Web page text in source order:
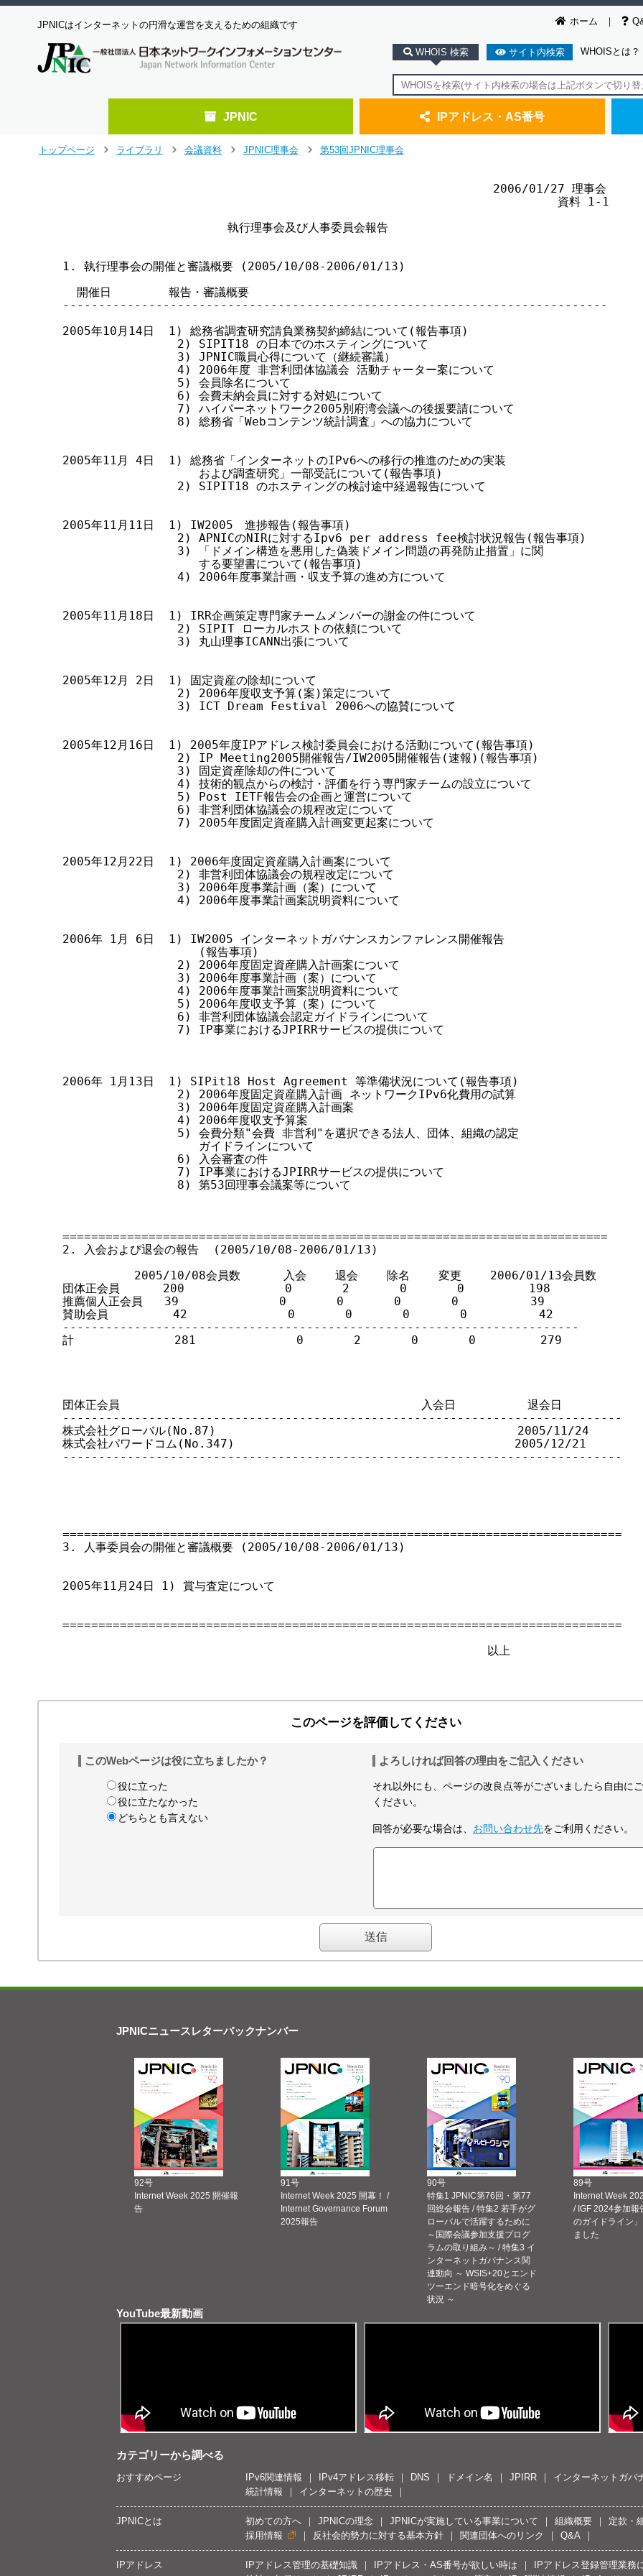
ホーム
JPNICはインターネットの円滑な運営を支えるための組織です
WHOIS 検索 サイト内検索 WHOISとは？
JPNIC IPアドレス・AS番号
トップページ
ライブラリ
会議資料
JPNIC理事会
第53回JPNIC理事会
                                                            2006/01/27 理事会
                                                                     資料 1-1
                       執行理事会及び人事委員会報告
1. 執行理事会の開催と審議概要 (2005/10/08-2006/01/13)
  開催日        報告・審議概要
----------------------------------------------------------------------------
2005年10月14日  1) 総務省調査研究請負業務契約締結について(報告事項)
                2) SIPIT18 の日本でのホスティングについて
                3) JPNIC職員心得について（継続審議）
                4) 2006年度 非営利団体協議会 活動チャーター案について
                5) 会員除名について
                6) 会費未納会員に対する対処について
                7) ハイパーネットワーク2005別府湾会議への後援要請について
                8) 総務省「Webコンテンツ統計調査」への協力について
2005年11月 4日  1) 総務省「インターネットのIPv6への移行の推進のための実装
                   および調査研究」一部受託について(報告事項)
                2) SIPIT18 のホスティングの検討途中経過報告について
2005年11月11日  1) IW2005　進捗報告(報告事項)
                2) APNICのNIRに対するIpv6 per address fee検討状況報告(報告事項)
                3) 「ドメイン構造を悪用した偽装ドメイン問題の再発防止措置」に関
                   する要望書について(報告事項)
                4) 2006年度事業計画・収支予算の進め方について
2005年11月18日  1) IRR企画策定専門家チームメンバーの謝金の件について
                2) SIPIT ローカルホストの依頼について
                3) 丸山理事ICANN出張について
2005年12月 2日  1) 固定資産の除却について
                2) 2006年度収支予算(案)策定について
                3) ICT Dream Festival 2006への協賛について
2005年12月16日  1) 2005年度IPアドレス検討委員会における活動について(報告事項)
                2) IP Meeting2005開催報告/IW2005開催報告(速報)(報告事項)
                3) 固定資産除却の件について
                4) 技術的観点からの検討・評価を行う専門家チームの設立について
                5) Post IETF報告会の企画と運営について
                6) 非営利団体協議会の規程改定について
                7) 2005年度固定資産購入計画変更起案について
2005年12月22日  1) 2006年度固定資産購入計画案について
                2) 非営利団体協議会の規程改定について
                3) 2006年度事業計画（案）について
                4) 2006年度事業計画案説明資料について
2006年 1月 6日  1) IW2005 インターネットガバナンスカンファレンス開催報告
                   (報告事項)
                2) 2006年度固定資産購入計画案について
                3) 2006年度事業計画（案）について
                4) 2006年度事業計画案説明資料について
                5) 2006年度収支予算（案）について
                6) 非営利団体協議会認定ガイドラインについて
                7) IP事業におけるJPIRRサービスの提供について
2006年 1月13日  1) SIPit18 Host Agreement 等準備状況について(報告事項)
                2) 2006年度固定資産購入計画 ネットワークIPv6化費用の試算
                3) 2006年度固定資産購入計画案
                4) 2006年度収支予算案
                5) 会費分類"会費 非営利"を選択できる法人、団体、組織の認定
                   ガイドラインについて
                6) 入会審査の件
                7) IP事業におけるJPIRRサービスの提供について
                8) 第53回理事会議案等について
============================================================================
2. 入会および退会の報告  (2005/10/08-2006/01/13)
          2005/10/08会員数      入会    退会    除名    変更    2006/01/13会員数
団体正会員      200              0       2       0       0         198
推薦個人正会員   39              0       0       0       0          39
賛助会員         42              0       0       0       0          42
------------------------------------------------------------------------
計              281              0       2       0       0         279
団体正会員                                          入会日          退会日
------------------------------------------------------------------------------
株式会社グローバル(No.87)                                          2005/11/24
株式会社パワードコム(No.347)                                       2005/12/21
------------------------------------------------------------------------------
==============================================================================
3. 人事委員会の開催と審議概要 (2005/10/08-2006/01/13)
2005年11月24日 1) 賞与査定について
==============================================================================
以上
このページを評価してください
このWebページは役に立ちましたか？
役に立った
役に立たなかった
どちらとも言えない
よろしければ回答の理由をご記入ください
それ以外にも、ページの改良点等がございましたら自由に
ください。
回答が必要な場合は、 お問い合わせ先をご利用ください。
JPNICニュースレターバックナンバー
92号
Internet Week 2025 開催報
告
91号
Internet Week 2025 開幕！ /
Internet Governance Forum
2025報告
90号
特集1 JPNIC第76回・第77
回総会報告 / 特集2 若手がグ
ローバルで活躍するために
～国際会議参加支援プログ
ラムの取り組み～ / 特集3 イ
ンターネットガバナンス関
連動向 ～ WSIS+20とエンド
ツーエンド暗号化をめぐる
状況 ～
89号
Internet Week
/ IGF 2024参加報
のガイドライン
ました
YouTube最新動画
カテゴリーから調べる
おすすめページ IPv6関連情報 IPv4アドレス移転 DNS ドメイン名 JPIRR
インターネットガバ
統計情報
インターネットの歴史
JPNICとは 初めての方へ JPNICの理念 JPNICが実施している事業について 組織概要
定款・
採用情報
反社会的勢力に対する基本方針 関連団体へのリンク Q&A
IPアドレス IPアドレス管理の基礎知識 IPアドレス・AS番号が欲しい時は
IPアドレス登録管理業務